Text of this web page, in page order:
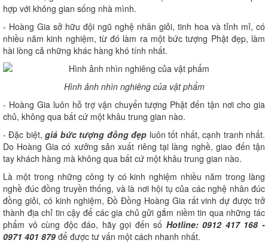
hợp với không gian sống nhà mình.
- Hoàng Gia sở hữu đội ngũ nghệ nhân giỏi, tinh hoa và tỉnh mỉ, có
nhiều năm kinh nghiệm, từ đó làm ra một bức tượng Phật đẹp, làm
hài lòng cả những khác hàng khó tính nhất.
Hình ảnh nhìn nghiêng của vật phẩm
- Hoàng Gia luôn hỗ trợ vận chuyển tượng Phật đến tận nơi cho gia
chủ, không qua bất cứ một khâu trung gian nào.
- Đặc biệt,giá bức tượng đồng đẹp luôn tốt nhất, cạnh tranh nhất.
Do Hoàng Gia có xưởng sản xuất riêng tại làng nghề, giao đến tận
tay khách hàng mà không qua bất cứ một khâu trung gian nào.
Là một trong những công ty có kinh nghiệm nhiều năm trong làng
nghề đúc đồng truyền thống, và là nơi hội tụ của các nghệ nhân đúc
đồng giỏi, có kinh nghiệm, Đồ Đồng Hoàng Gia rất vinh dự được trở
thành địa chỉ tin cậy để các gia chủ gửi gắm niềm tin qua những tác
phẩm vô cùng độc đáo, hãy gọi đến số Hotline: 0912 417 168 -
0971 401 879 để được tư vấn một cách nhanh nhất.